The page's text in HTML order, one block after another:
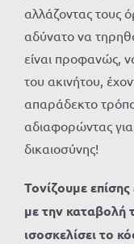
αλλάζοντας τους
αδύνατο να
είναι προφανώς,
του ακινήτου,
απαράδεκτο
αδιαφορώντας
δικαιοσύνης!
Τονίζουμε
με την καταβολή
ισοσκελίσει το